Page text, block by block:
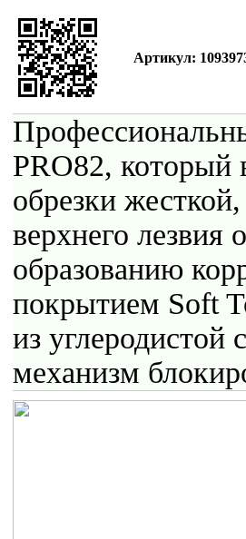
Артикул:
PRO82, который
обрезки
верхнего лезвия
образованию
покрытием Soft
из
механизм